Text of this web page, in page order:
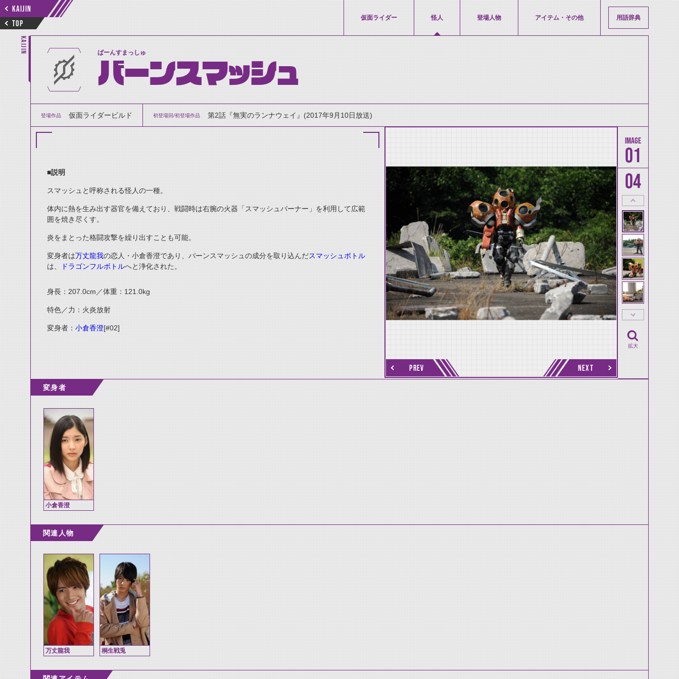
KAIJIN
TOP
仮面ライダー 怪人 登場人物 アイテム・その他 用語辞典
KAIJIN ばーんすまっしゅ
バーンスマッシュ
登場作品 仮面ライダービルド 初登場回/初登場作品 第2話『無実のランナウェイ』(2017年9月10日放送)
■説明
スマッシュと呼称される怪人の一種。
体内に熱を生み出す器官を備えており、戦闘時は右腕の火器「スマッシュバーナー」を利用して広範
囲を焼き尽くす。
炎をまとった格闘攻撃を繰り出すことも可能。
変身者は万丈龍我の恋人・小倉香澄であり、バーンスマッシュの成分を取り込んだスマッシュボトル
は、
ドラゴンフルボトルへと浄化された。
身長：207.0cm／体重：121.0kg
特色／力：火炎放射
変身者： 小倉香澄[#02]
PREV NEXT
01
04
thumbnail Next
拡大
変身者
小倉香澄
関連人物
万丈龍我 桐生戦兎